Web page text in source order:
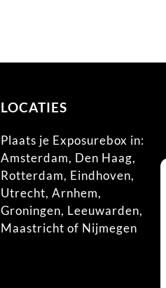
LOCATIES
Plaats je Exposurebox in:
Amsterdam, Den Haag,
Rotterdam, Eindhoven,
Utrecht, Arnhem,
Groningen, Leeuwarden,
Maastricht of Nijmegen